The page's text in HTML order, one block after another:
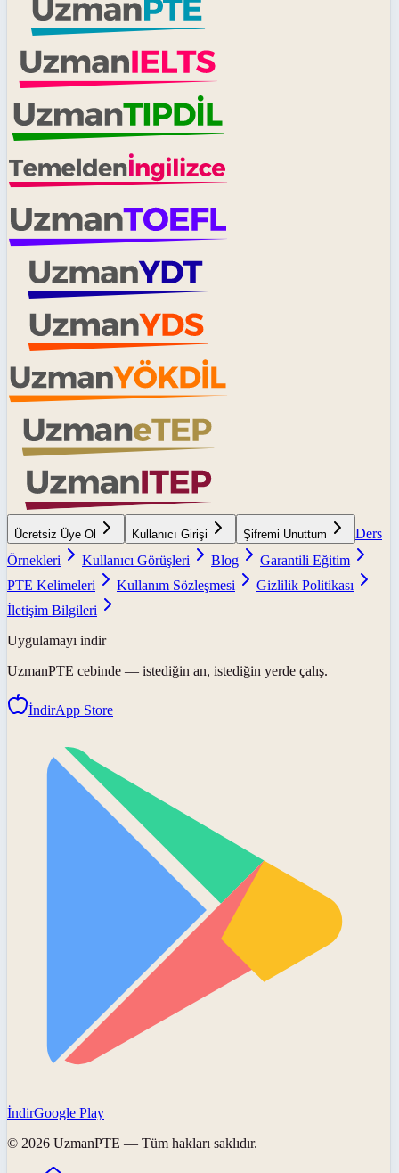
Ücretsiz Üye Ol Kullanıcı Girişi Şifremi Unuttum
Ders
Örnekleri
Kullanıcı Görüşleri Blog
Garantili Eğitim
PTE Kelimeleri
Kullanım Sözleşmesi
Gizlilik Politikası
İletişim Bilgileri
Uygulamayı indir
UzmanPTE cebinde — istediğin an, istediğin yerde çalış.
İndirApp Store
İndirGoogle Play
© 2026 UzmanPTE — Tüm hakları saklıdır.